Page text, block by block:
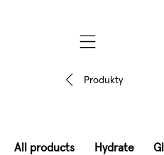
Mobile
Produkty
All products Hydrate